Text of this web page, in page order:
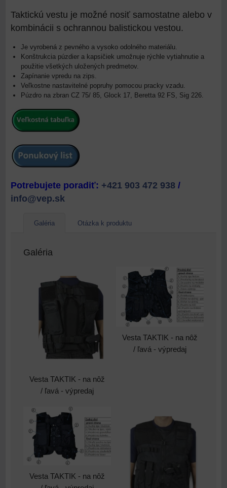
Taktickú vestu je možné nosiť samostatne alebo v
kombinácii s ochrannou balistickou vestou.
Je vyrobená z pevného a vysoko odolného materiálu.
Konštrukcia púzdier a kapsičiek umožnuje rýchle vytiahnutie a
použitie všetkých uložených predmetov.
Zapínanie vpredu na zips.
Veľkostne nastavitelné popruhy pomocou pracky vzadu.
Púzdro na zbran CZ 75/ 85, Glock 17, Beretta 92 FS, Sig 226.
Potrebujete poradiť: +421 903 472 938 /
info@vep.sk
Galéria Otázka k produktu
Galéria
Vesta TAKTIK - na nôž
/ ľavá - výpredaj
Vesta TAKTIK - na nôž
/ ľavá - výpredaj
Vesta TAKTIK - na nôž